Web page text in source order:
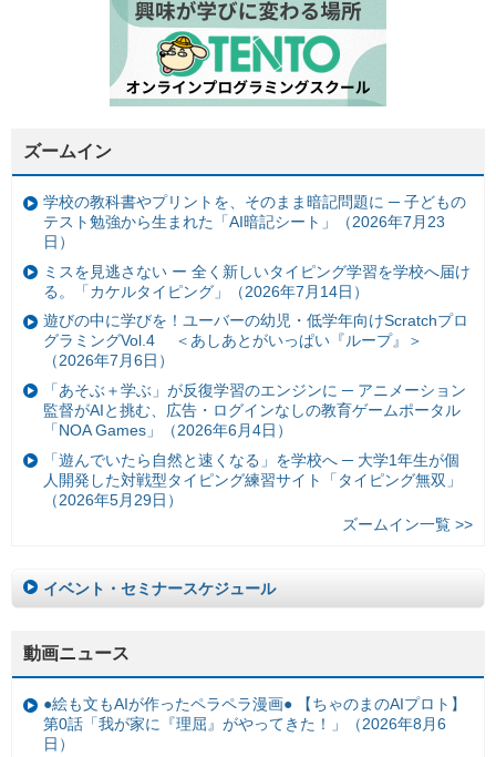
ズームイン
学校の教科書やプリントを、そのまま暗記問題に ─ 子どもの
テスト勉強から生まれた「AI暗記シート」（2026年7月23
日）
ミスを見逃さない ー 全く新しいタイピング学習を学校へ届け
る。「カケルタイピング」（2026年7月14日）
遊びの中に学びを！ユーバーの幼児・低学年向けScratchプロ
グラミングVol.4 ＜あしあとがいっぱい『ループ』＞
（2026年7月6日）
「あそぶ＋学ぶ」が反復学習のエンジンに ─ アニメーション
監督がAIと挑む、広告・ログインなしの教育ゲームポータル
「NOA Games」（2026年6月4日）
「遊んでいたら自然と速くなる」を学校へ ─ 大学1年生が個
人開発した対戦型タイピング練習サイト「タイピング無双」
（2026年5月29日）
ズームイン一覧 >>
イベント・セミナースケジュール
動画ニュース
●絵も文もAIが作ったペラペラ漫画● 【ちゃのまのAIプロト】
第0話「我が家に『理屈』がやってきた！」（2026年8月6
日）